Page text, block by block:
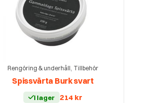
Rengöring & underhåll, Tillbehör
Spissvärta Burk svart
I lager 214 kr